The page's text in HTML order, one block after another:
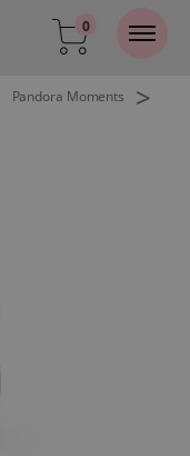
0
Pandora Moments >